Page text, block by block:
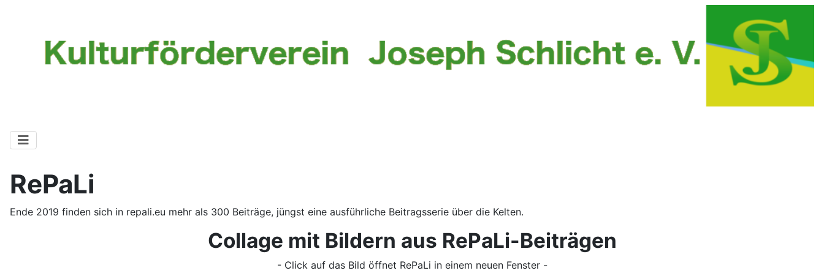
RePaLi
Ende 2019 finden sich in repali.eu mehr als 300 Beiträge, jüngst eine ausführliche Beitragsserie über die Kelten.
Collage mit Bildern aus RePaLi-Beiträgen
- Click auf das Bild öffnet RePaLi in einem neuen Fenster -